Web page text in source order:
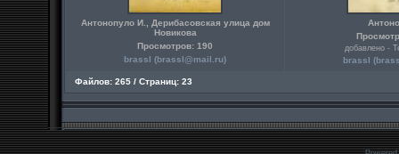
Антонопуло И., Дерибасовская улица дом
Новикова
Просмотров: 190
brassl (brassl@mail.ru)
добавлено -
brassl (
Файлов: 265 / Страниц: 23